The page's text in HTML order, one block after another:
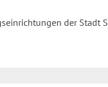
der Stadt